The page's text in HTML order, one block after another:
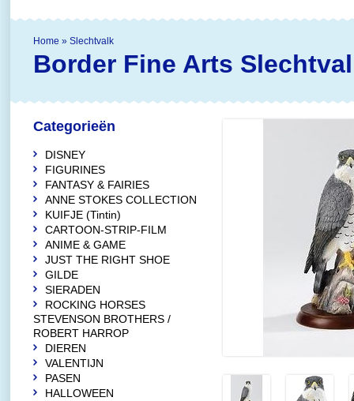
Home » Slechtvalk
Border Fine Arts
Categorieën
DISNEY
FIGURINES
FANTASY & FAIRIES
ANNE STOKES COLLECTION
KUIFJE (Tintin)
CARTOON-STRIP-FILM
ANIME & GAME
JUST THE RIGHT SHOE
GILDE
SIERADEN
ROCKING HORSES
STEVENSON BROTHERS /
ROBERT HARROP
DIEREN
VALENTIJN
PASEN
HALLOWEEN